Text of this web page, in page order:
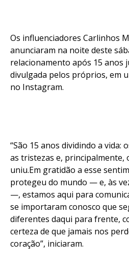
Os influenciadores Carlinhos
anunciaram na noite deste
relacionamento após 15 anos
divulgada pelos próprios, em
no Instagram.
“São 15 anos dividindo a vida:
as tristezas e, principalmente,
uniu.Em gratidão a esse
protegeu do mundo — e, às
—, estamos aqui para
se importaram conosco que
diferentes daqui para frente,
certeza de que jamais nos
coração”, iniciaram.